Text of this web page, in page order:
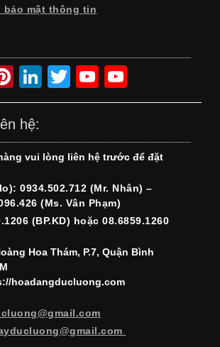
bảo mật thông tin
Pi
nt
er
e
st
Li
n
e
dI
n
T
wi
er
Y
o
T
u
b
e
o
T
u
b
e
h
hệ:
vui lòng liên hệ trước để đặt
0934.502.712 (Mr. Nhân) –
(Ms. Vân Phạm)
(BP.KD) hoặc 08.6859.1260
Hoa Thám, P.7, Quận Bình
hoadangducluong.com